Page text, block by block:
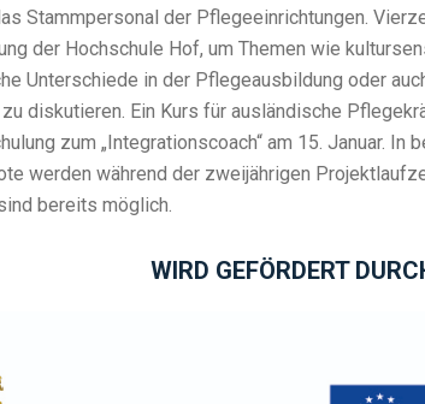
Stammpersonal der Pflegeeinrichtungen.
der Hochschule Hof, um Themen wie
Unterschiede in der Pflegeausbildung oder
diskutieren. Ein Kurs für ausländische
zum „Integrationscoach“ am 15. Januar. In
werden während der zweijährigen
bereits möglich.
WIRD GEFÖRDERT